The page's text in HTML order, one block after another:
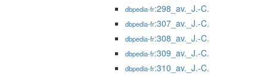
dbpedia-fr:298_av._J.-C.
dbpedia-fr:307_av._J.-C.
dbpedia-fr:308_av._J.-C.
dbpedia-fr:309_av._J.-C.
dbpedia-fr:310_av._J.-C.